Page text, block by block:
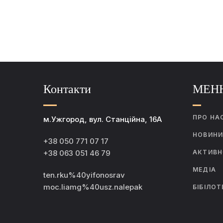
Контакти
м.Ужгород, вул. Станційна, 16А
+38 050 771 07 17
+38 063 051 46 79
ten.rku%40yifonosrav
moc.liamg%40usz.nalepak
ПРО
НОВИНИ
МЕДІА